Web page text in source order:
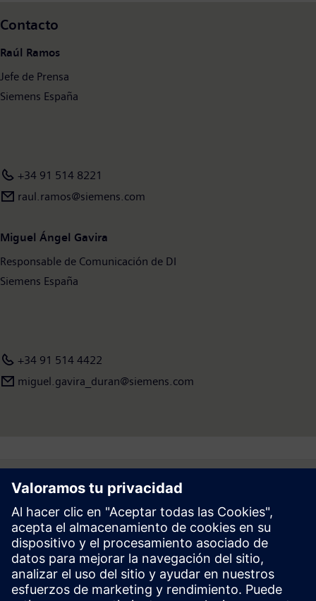
Contacto
Raúl Ramos
Jefe de Prensa
Siemens España
+34 91 514 8221
raul.ramos@siemens.com
Miguel Ángel Gavira
Responsable de Comunicación de DI
Siemens España
+34 91 514 4422
miguel.gavira_duran@siemens.com
Follow
Prensa | Empresa | Siemens